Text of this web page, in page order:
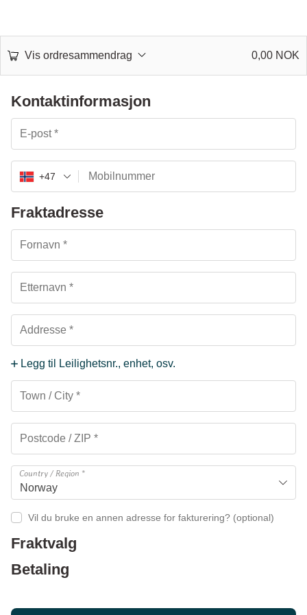
Vis ordresammendrag 0,00 NOK
Kontaktinformasjon
+47
Fraktadresse
Legg til Leilighetsnr., enhet, osv.
Country / Region *
Norway
Vil du bruke en annen adresse for fakturering? (optional)
Fraktvalg
Betaling